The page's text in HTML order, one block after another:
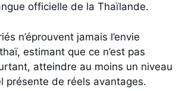
officielle de la Thaïlande.
n’éprouvent jamais l’envie
estimant que ce n’est pas
atteindre au moins un niveau
présente de réels avantages.